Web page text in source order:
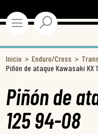
Inicio Enduro/Cross
Piñón de ataque Kawasaki KX
Piñón de
125 94-08